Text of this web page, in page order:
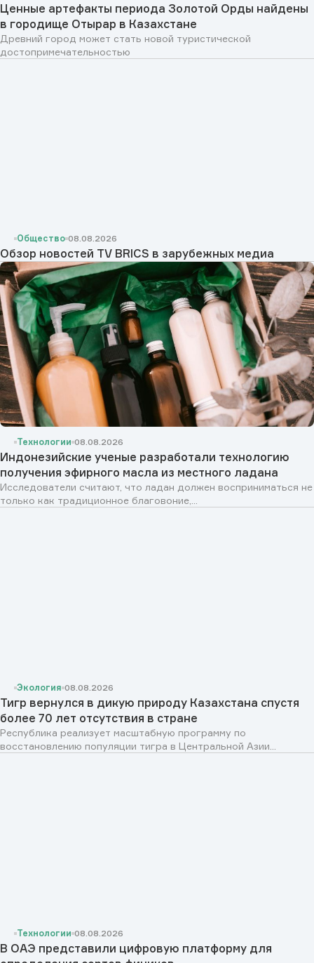
Ценные артефакты периода Золотой Орды найдены
в городище Отырар в Казахстане
Древний город может стать новой туристической
достопримечательностью
Общество 08.08.2026
Обзор новостей TV BRICS в зарубежных медиа
Технологии 08.08.2026
Индонезийские ученые разработали технологию
получения эфирного масла из местного ладана
Исследователи считают, что ладан должен восприниматься не
только как традиционное благовоние,...
Экология 08.08.2026
Тигр вернулся в дикую природу Казахстана спустя
более 70 лет отсутствия в стране
Республика реализует масштабную программу по
восстановлению популяции тигра в Центральной Азии...
Технологии 08.08.2026
В ОАЭ представили цифровую платформу для